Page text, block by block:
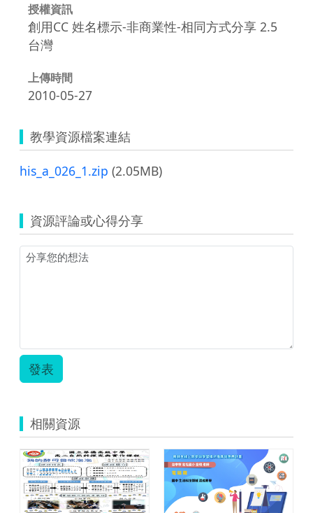
授權資訊
創用CC 姓名標示-非商業性-相同方式分享 2.5
台灣
上傳時間
2010-05-27
教學資源檔案連結
his_a_026_1.zip (2.05MB)
資源評論或心得分享
發表
相關資源